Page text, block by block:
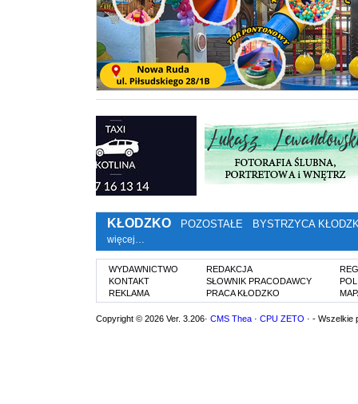
KŁODZKO POZOSTAŁE BYSTRZYCA
więcej…
WYDAWNICTWO
KONTAKT
REKLAMA
REDAKCJA
SŁOWNIK PRACODAWCY
PRACA KŁODZKO
Copyright © 2026 Ver. 3.206· CMS Thea · CPU ZETO · - Wszelkie